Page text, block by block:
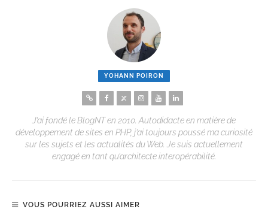
YOHANN POIRON
J’ai fondé le BlogNT en 2010. Autodidacte en matière de
développement de sites en PHP, j’ai toujours poussé ma curiosité
sur les sujets et les actualités du Web. Je suis actuellement
engagé en tant qu’architecte interopérabilité.
VOUS POURRIEZ AUSSI AIMER